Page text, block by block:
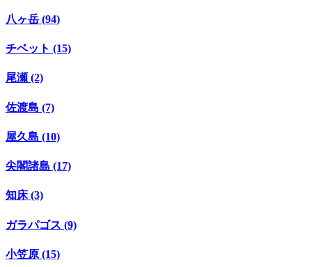
八ヶ岳 (94)
チベット (15)
尾瀬 (2)
佐渡島 (7)
屋久島 (10)
尖閣諸島 (17)
知床 (3)
ガラパゴス (9)
小笠原 (15)